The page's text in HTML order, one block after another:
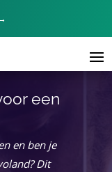
een
en ben je
Dit